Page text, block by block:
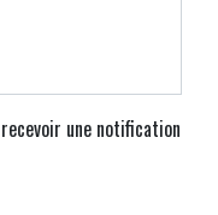
une notification